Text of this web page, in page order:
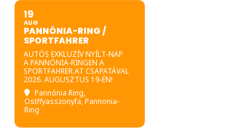
19
AUG
PANNÓNIA-RING /
SPORTFAHRER
AUTÓS EXKLUZÍV NYÍLT-NAP
A PANNÓNIA-RINGEN A
SPORTFAHRER.AT CSAPATÁVAL
2026. AUGUSZTUS 19-ÉN!
Pannónia Ring,
Ostffyasszonyfa, Pannonia-
Ring